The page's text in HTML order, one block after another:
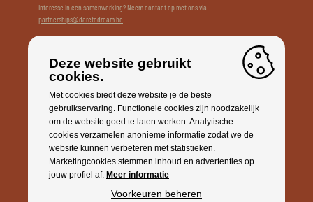
Interesse in een samenwerking? Neem contact op met ons via
partnerships@daretodream.be
Veldenbergstraat 73A/5
2330 Merksplas
Deze website gebruikt
cookies.
Met cookies biedt deze website je de beste
gebruikservaring. Functionele cookies zijn noodzakelijk
om de website goed te laten werken. Analytische
cookies verzamelen anonieme informatie zodat we de
website kunnen verbeteren met statistieken.
Marketingcookies stemmen inhoud en advertenties op
jouw profiel af. Meer informatie
Voorkeuren beheren